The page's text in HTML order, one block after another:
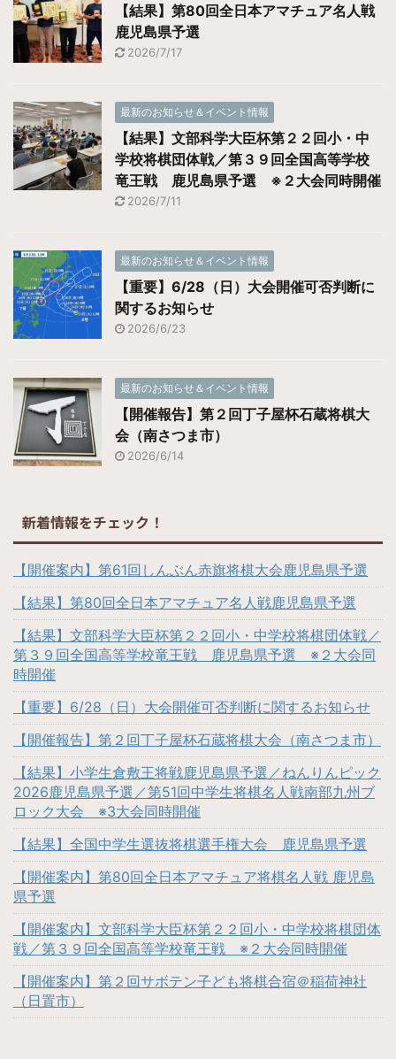
【結果】第80回全日本アマチュア名人戦
鹿児島県予選
2026/7/17
最新のお知らせ＆イベント情報
【結果】文部科学大臣杯第２２回小・中
学校将棋団体戦／第３９回全国高等学校
竜王戦 鹿児島県予選 ※２大会同時開催
2026/7/11
最新のお知らせ＆イベント情報
【重要】6/28（日）大会開催可否判断に
関するお知らせ
2026/6/23
最新のお知らせ＆イベント情報
【開催報告】第２回丁子屋杯石蔵将棋大
会（南さつま市）
2026/6/14
新着情報をチェック！
【開催案内】第61回しんぶん赤旗将棋大会鹿児島県予選
【結果】第80回全日本アマチュア名人戦鹿児島県予選
【結果】文部科学大臣杯第２２回小・中学校将棋団体戦／
第３９回全国高等学校竜王戦 鹿児島県予選 ※２大会同
時開催
【重要】6/28（日）大会開催可否判断に関するお知らせ
【開催報告】第２回丁子屋杯石蔵将棋大会（南さつま市）
【結果】小学生倉敷王将戦鹿児島県予選／ねんりんピック
2026鹿児島県予選／第51回中学生将棋名人戦南部九州ブ
ロック大会 ※3大会同時開催
【結果】全国中学生選抜将棋選手権大会 鹿児島県予選
【開催案内】第80回全日本アマチュア将棋名人戦 鹿児島
県予選
【開催案内】文部科学大臣杯第２２回小・中学校将棋団体
戦／第３９回全国高等学校竜王戦 ※２大会同時開催
【開催案内】第２回サボテン子ども将棋合宿＠稲荷神社
（日置市）